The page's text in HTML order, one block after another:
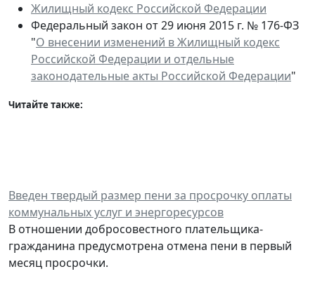
Жилищный кодекс Российской Федерации
Федеральный закон от 29 июня 2015 г. № 176-ФЗ
"О внесении изменений в Жилищный кодекс
Российской Федерации и отдельные
законодательные акты Российской Федерации"
Читайте также:
Введен твердый размер пени за просрочку оплаты
коммунальных услуг и энергоресурсов
В отношении добросовестного плательщика-
гражданина предусмотрена отмена пени в первый
месяц просрочки.